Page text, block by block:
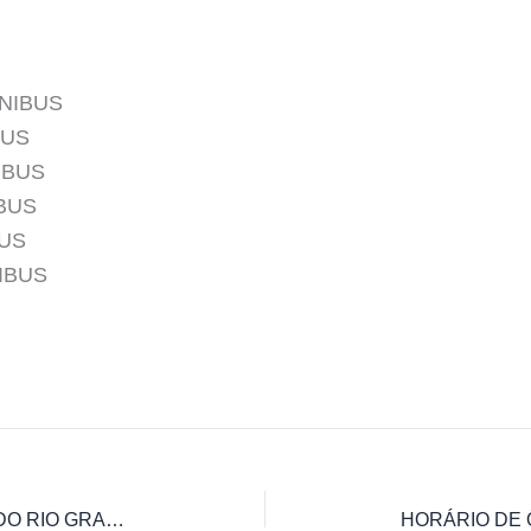
HORÁRIO DE ÔNIBUS PIEDADE DO RIO GRANDE PARA BARBACENA